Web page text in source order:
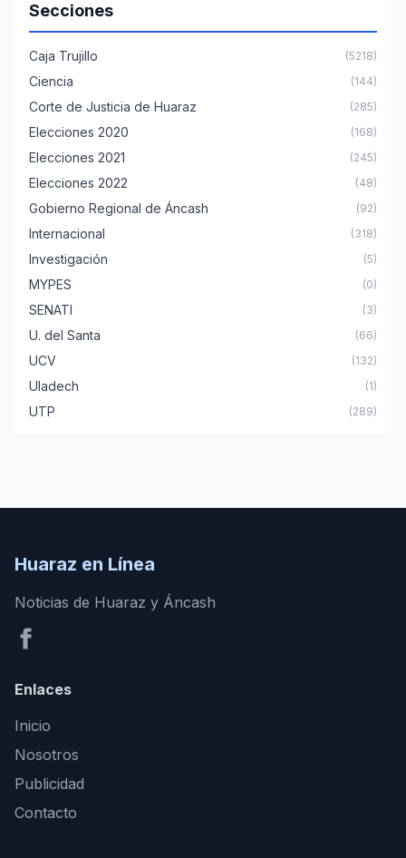
Secciones
Caja Trujillo (5218)
Ciencia (144)
Corte de Justicia de Huaraz (285)
Elecciones 2020 (168)
Elecciones 2021 (245)
Elecciones 2022 (48)
Gobierno Regional de Áncash (92)
Internacional (318)
Investigación (5)
MYPES (0)
SENATI (3)
U. del Santa (66)
UCV (132)
Uladech (1)
UTP (289)
Huaraz en Línea
Noticias de Huaraz y Áncash
Enlaces
Inicio
Nosotros
Publicidad
Contacto